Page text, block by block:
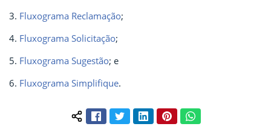
3. Fluxograma Reclamação;
4. Fluxograma Solicitação;
5. Fluxograma Sugestão; e
6. Fluxograma Simplifique.
Compartilhar conteúdo:
FacebookTwitterLinkedInPinterestWhatsApp